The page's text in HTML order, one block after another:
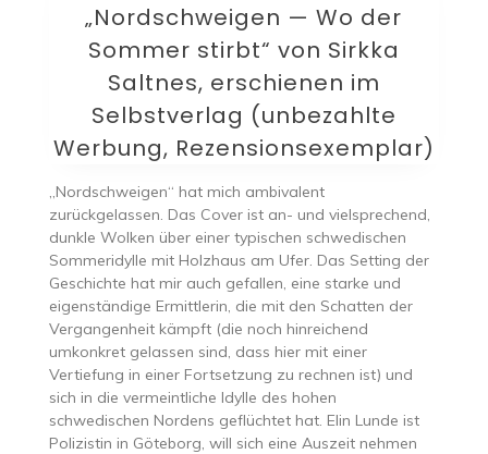
„Nordschweigen — Wo der
Sommer stirbt“ von Sirkka
Saltnes, erschienen im
Selbstverlag (unbezahlte
Werbung, Rezensionsexemplar)
„Nordschweigen“ hat mich ambivalent
zurückgelassen. Das Cover ist an- und vielsprechend,
dunkle Wolken über einer typischen schwedischen
Sommeridylle mit Holzhaus am Ufer. Das Setting der
Geschichte hat mir auch gefallen, eine starke und
eigenständige Ermittlerin, die mit den Schatten der
Vergangenheit kämpft (die noch hinreichend
umkonkret gelassen sind, dass hier mit einer
Vertiefung in einer Fortsetzung zu rechnen ist) und
sich in die vermeintliche Idylle des hohen
schwedischen Nordens geflüchtet hat. Elin Lunde ist
Polizistin in Göteborg, will sich eine Auszeit nehmen